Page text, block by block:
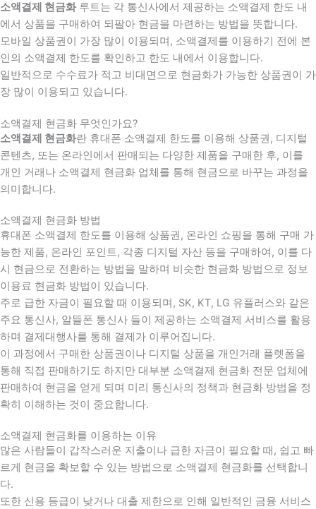
소액결제 현금화루트는 각 통신사에서 제공하는 소액결제 한도 내
에서 상품을 구매하여 되팔아 현금을 마련하는 방법을 뜻합니다.
모바일 상품권이 가장 많이 이용되며, 소액결제를 이용하기 전에 본
인의 소액결제 한도를 확인하고 한도 내에서 이용합니다.
일반적으로 수수료가 적고 비대면으로 현금화가 가능한 상품권이 가
장 많이 이용되고 있습니다.
소액결제 현금화 무엇인가요?
소액결제 현금화란 휴대폰 소액결제 한도를 이용해 상품권, 디지털
콘텐츠, 또는 온라인에서 판매되는 다양한 제품을 구매한 후, 이를
개인 거래나 소액결제 현금화 업체를 통해 현금으로 바꾸는 과정을
의미합니다.
소액결제 현금화 방법
휴대폰 소액결제 한도를 이용해 상품권, 온라인 쇼핑을 통해 구매 가
능한 제품, 온라인 포인트, 각종 디지털 자산 등을 구매하여, 이를 다
시 현금으로 전환하는 방법을 말하며 비슷한 현금화 방법으로 정보
이용료 현금화 방법이 있습니다.
주로 급한 자금이 필요할 때 이용되며, SK, KT, LG 유플러스와 같은
주요 통신사, 알뜰폰 통신사 들이 제공하는 소액결제 서비스를 활용
하며 결제대행사를 통해 결제가 이루어집니다.
이 과정에서 구매한 상품권이나 디지털 상품을 개인거래 플렛폼을
통해 직접 판매하기도 하지만 대부분 소액결제 현금화 전문 업체에
판매하여 현금을 얻게 되며 미리 통신사의 정책과 현금화 방법을 정
확히 이해하는 것이 중요합니다.
소액결제 현금화를 이용하는 이유
많은 사람들이 갑작스러운 지출이나 급한 자금이 필요할 때 , 쉽고 빠
르게 현금을 확보할 수 있는 방법으로 소액결제 현금화를 선택합니
다.
또한 신용 등급이 낮거나 대출 제한으로 인해 일반적인 금융 서비스